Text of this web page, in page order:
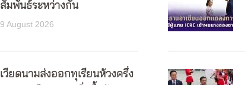
สัมพันธ์ระหว่างกัน
9 August 2026
เวียดนามส่งออกทุเรียนห้วงครึ่ง